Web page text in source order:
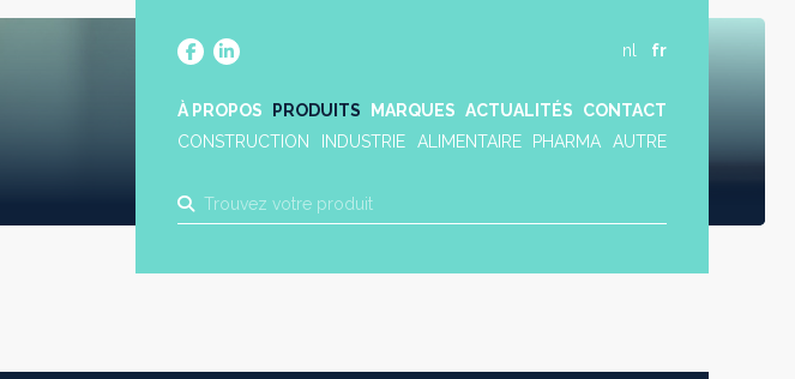
nl fr
À PROPOS PRODUITS MARQUES ACTUALITÉS
CONTACT
CONSTRUCTION
INDUSTRIE ALIMENTAIRE PHARMA AUTRE